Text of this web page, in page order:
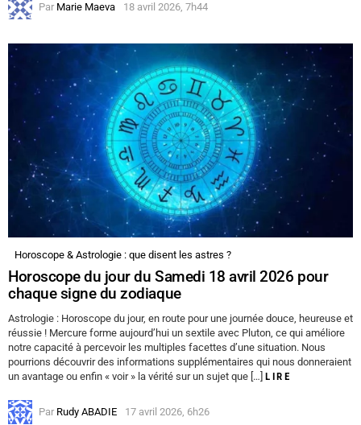
Par Marie Maeva 18 avril 2026, 7h44
Horoscope & Astrologie : que disent les astres ?
Horoscope du jour du Samedi 18 avril 2026 pour
chaque signe du zodiaque
Astrologie : Horoscope du jour, en route pour une journée douce, heureuse et
réussie ! Mercure forme aujourd’hui un sextile avec Pluton, ce qui améliore
notre capacité à percevoir les multiples facettes d’une situation. Nous
pourrions découvrir des informations supplémentaires qui nous donneraient
un avantage ou enfin « voir » la vérité sur un sujet que […] LIRE
Par Rudy ABADIE 17 avril 2026, 6h26